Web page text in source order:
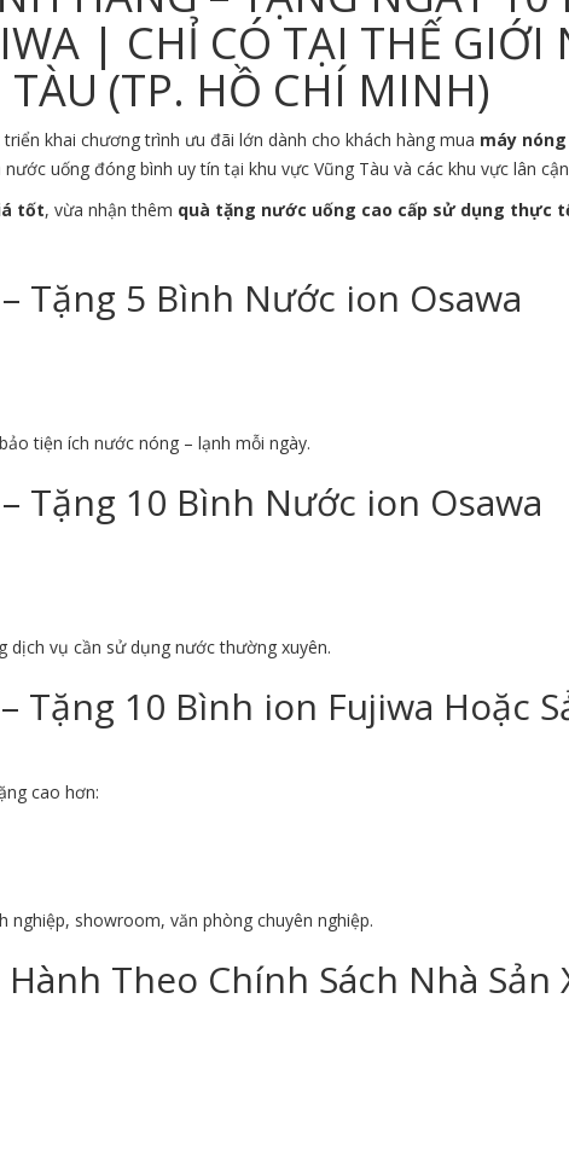
| CHỈ CÓ TẠI THẾ GIỚI
(TP. HỒ CHÍ MINH)
khai chương trình ưu đãi lớn dành cho khách hàng mua máy
uống đóng bình uy tín tại khu vực Vũng Tàu và các khu vực lân cận
tốt, vừa nhận thêm quà tặng nước uống cao cấp sử dụng thực
Tặng 5 Bình Nước ion Osawa
tiện ích nước nóng – lạnh mỗi ngày.
Tặng 10 Bình Nước ion Osawa
dịch vụ cần sử dụng nước thường xuyên.
10 Bình ion Fujiwa Hoặc
cao hơn:
showroom, văn phòng chuyên nghiệp.
Theo Chính Sách Nhà Sản